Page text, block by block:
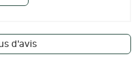
d'avis